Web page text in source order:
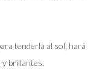
tenderla al sol, hará
brillantes.